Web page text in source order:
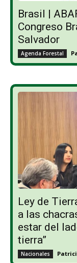
Brasil |
Congreso
Salvador
Agenda Forestal
Ley de
a las
estar del
tierra”
Nacionales